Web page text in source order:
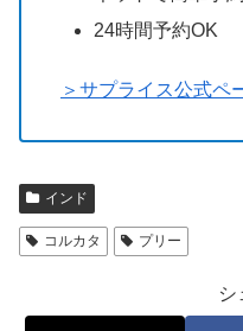
24時間予約OK
＞サプライス公式ペ
インド
コルカタ プリー
シ